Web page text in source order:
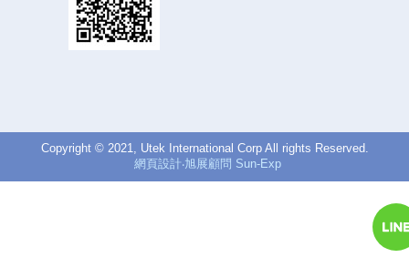
Copyright © 2021, Utek International Corp All rights Reserved.
網頁設計‧旭展顧問 Sun-Exp